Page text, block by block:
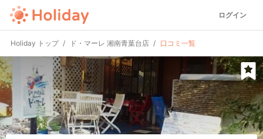
ログイン
Holiday トップ ド・マーレ 湘南青葉台店 口コミ一覧